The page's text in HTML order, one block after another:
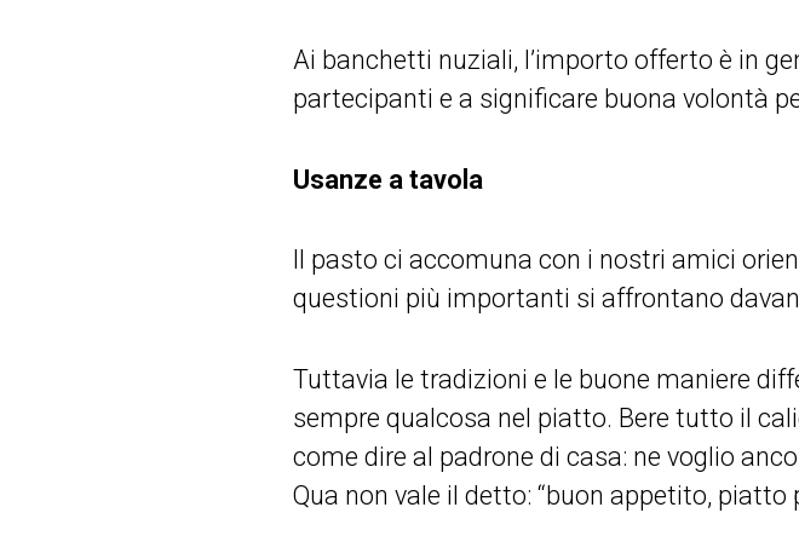
Ai banchetti nuziali, l’importo offerto è in
partecipanti e a significare buona volontà
Usanze a tavola
Il pasto ci accomuna con i nostri amici
questioni più importanti si affrontano
Tuttavia le tradizioni e le buone maniere
sempre qualcosa nel piatto. Bere tutto il
come dire al padrone di casa: ne voglio
Qua non vale il detto: “buon appetito, piatto